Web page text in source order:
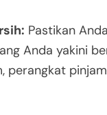
Pastikan
Anda yakini
perangkat